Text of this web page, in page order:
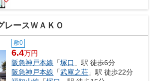
レースＷＡＫＯ
敷0
6.4万円
阪急神戸本線 「塚口 」駅 徒歩6分
阪急神戸本線 「武庫之荘 」駅 徒歩22分